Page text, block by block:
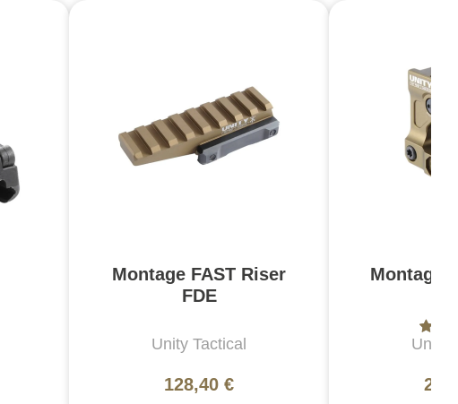
Montage FAST Riser
FDE
Unity Tactical
128,40 €
Montage
Unity